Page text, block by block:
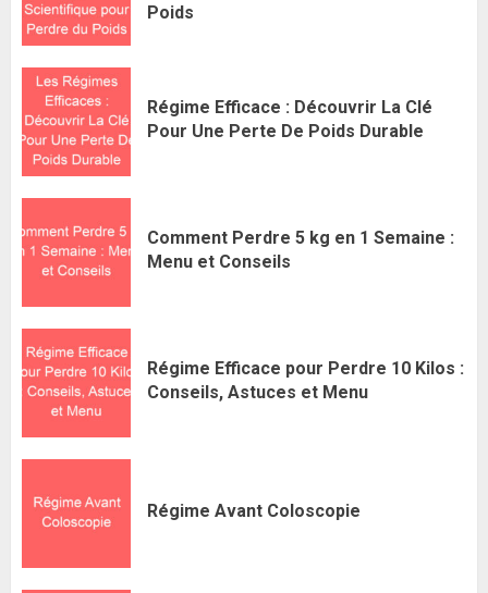
Poids
Régime Efficace : Découvrir La Clé
Pour Une Perte De Poids Durable
Comment Perdre 5 kg en 1 Semaine :
Menu et Conseils
Régime Efficace pour Perdre 10 Kilos :
Conseils, Astuces et Menu
Régime Avant Coloscopie